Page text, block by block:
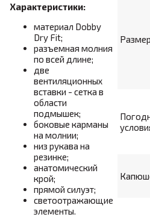
Характеристики:
материал Dobby
Dry Fit;
разъемная молния
по всей длине;
две
вентиляционных
вставки - сетка в
области
подмышек;
боковые карманы
на молнии;
низ рукава на
резинке;
анатомический
крой;
прямой силуэт;
светоотражающие
элементы.